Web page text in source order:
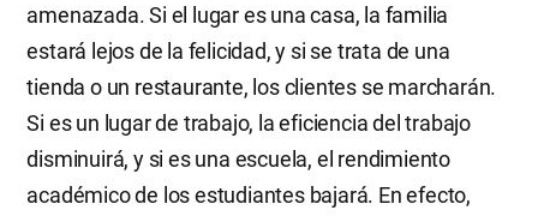
amenazada. Si el lugar es una casa, la familia
estará lejos de la felicidad, y si se trata de una
tienda o un restaurante, los clientes se marcharán.
Si es un lugar de trabajo, la eficiencia del trabajo
disminuirá, y si es una escuela, el rendimiento
académico de los estudiantes bajará. En efecto,